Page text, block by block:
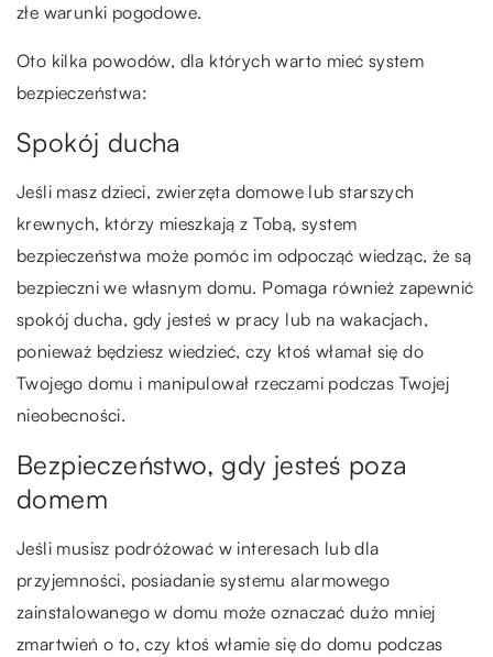
złe warunki pogodowe.
Oto kilka powodów, dla których warto mieć system
bezpieczeństwa:
Spokój ducha
Jeśli masz dzieci, zwierzęta domowe lub starszych
krewnych, którzy mieszkają z Tobą, system
bezpieczeństwa może pomóc im odpocząć wiedząc, że są
bezpieczni we własnym domu. Pomaga również zapewnić
spokój ducha, gdy jesteś w pracy lub na wakacjach,
ponieważ będziesz wiedzieć, czy ktoś włamał się do
Twojego domu i manipulował rzeczami podczas Twojej
nieobecności.
Bezpieczeństwo, gdy jesteś poza
domem
Jeśli musisz podróżować w interesach lub dla
przyjemności, posiadanie systemu alarmowego
zainstalowanego w domu może oznaczać dużo mniej
zmartwień o to, czy ktoś włamie się do domu podczas